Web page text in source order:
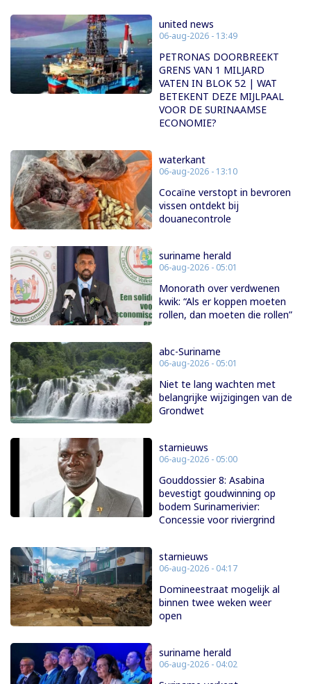
united news
06-aug-2026 - 13:49
PETRONAS DOORBREEKT
GRENS VAN 1 MILJARD
VATEN IN BLOK 52 | WAT
BETEKENT DEZE MIJLPAAL
VOOR DE SURINAAMSE
ECONOMIE?
waterkant
06-aug-2026 - 13:10
Cocaïne verstopt in bevroren
vissen ontdekt bij
douanecontrole
suriname herald
06-aug-2026 - 05:01
Monorath over verdwenen
kwik: “Als er koppen moeten
rollen, dan moeten die rollen”
abc-Suriname
06-aug-2026 - 05:01
Niet te lang wachten met
belangrijke wijzigingen van de
Grondwet
starnieuws
06-aug-2026 - 05:00
Gouddossier 8: Asabina
bevestigt goudwinning op
bodem Surinamerivier:
Concessie voor riviergrind
starnieuws
06-aug-2026 - 04:17
Domineestraat mogelijk al
binnen twee weken weer
open
suriname herald
06-aug-2026 - 04:02